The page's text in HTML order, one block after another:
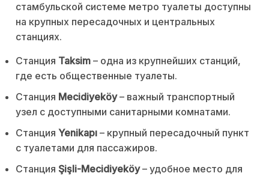
стамбульской системе метро туалеты доступны
на крупных пересадочных и центральных
станциях.
Станция Taksim – одна из крупнейших станций,
где есть общественные туалеты.
Станция Mecidiyeköy– важный транспортный
узел с доступными санитарными комнатами.
Станция Yenikapı – крупный пересадочный пункт
с туалетами для пассажиров.
Станция Şişli-Mecidiyeköy– удобное место для